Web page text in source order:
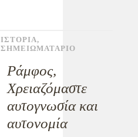
ΙΣΤΟΡΙΑ,
ΣΗΜΕΙΩΜΑΤΑΡΙΟ
Ράμφος,
Χρειαζόμαστε
αυτογνωσία και
αυτονομία